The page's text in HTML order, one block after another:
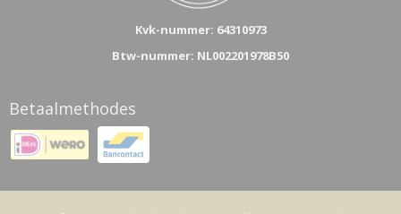
Kvk-nummer: 64310973
Btw-nummer: NL002201978B50
Betaalmethodes